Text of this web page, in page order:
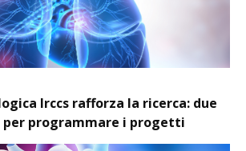
Irccs rafforza la ricerca: due
programmare i progetti